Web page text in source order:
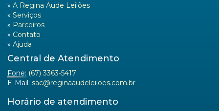
» A Regina Aude Leilões
» Serviços
» Parceiros
» Contato
» Ajuda
Central de Atendimento
Fone: (67) 3363-5417
E-Mail: sac@reginaaudeleiloes.com.br
Horário de atendimento